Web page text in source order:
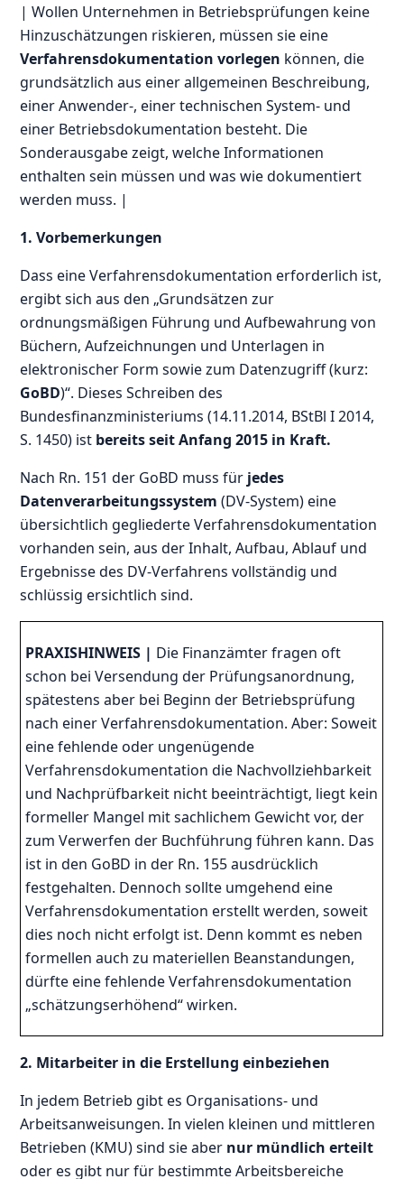
| Wollen Unternehmen in Betriebsprüfungen keine
Hinzuschätzungen riskieren, müssen sie eine
Verfahrensdokumentation vorlegen können, die
grundsätzlich aus einer allgemeinen Beschreibung,
einer Anwender-, einer technischen System- und
einer Betriebsdokumentation besteht. Die
Sonderausgabe zeigt, welche Informationen
enthalten sein müssen und was wie dokumentiert
werden muss. |
1. Vorbemerkungen
Dass eine Verfahrensdokumentation erforderlich ist,
ergibt sich aus den „Grundsätzen zur
ordnungsmäßigen Führung und Aufbewahrung von
Büchern, Aufzeichnungen und Unterlagen in
elektronischer Form sowie zum Datenzugriff (kurz:
GoBD)“. Dieses Schreiben des
Bundesfinanzministeriums (14.11.2014, BStBl I 2014,
S. 1450) ist bereits seit Anfang 2015 in Kraft.
Nach Rn. 151 der GoBD muss für jedes
Datenverarbeitungssystem (DV-System) eine
übersichtlich gegliederte Verfahrensdokumentation
vorhanden sein, aus der Inhalt, Aufbau, Ablauf und
Ergebnisse des DV-Verfahrens vollständig und
schlüssig ersichtlich sind.
PRAXISHINWEIS | Die Finanzämter fragen oft
schon bei Versendung der Prüfungsanordnung,
spätestens aber bei Beginn der Betriebsprüfung
nach einer Verfahrensdokumentation. Aber: Soweit
eine fehlende oder ungenügende
Verfahrensdokumentation die Nachvollziehbarkeit
und Nachprüfbarkeit nicht beeinträchtigt, liegt kein
formeller Mangel mit sachlichem Gewicht vor, der
zum Verwerfen der Buchführung führen kann. Das
ist in den GoBD in der Rn. 155 ausdrücklich
festgehalten. Dennoch sollte umgehend eine
Verfahrensdokumentation erstellt werden, soweit
dies noch nicht erfolgt ist. Denn kommt es neben
formellen auch zu materiellen Beanstandungen,
dürfte eine fehlende Verfahrensdokumentation
„schätzungserhöhend“ wirken.
2. Mitarbeiter in die Erstellung einbeziehen
In jedem Betrieb gibt es Organisations- und
Arbeitsanweisungen. In vielen kleinen und mittleren
Betrieben (KMU) sind sie aber nur mündlich erteilt
oder es gibt nur für bestimmte Arbeitsbereiche